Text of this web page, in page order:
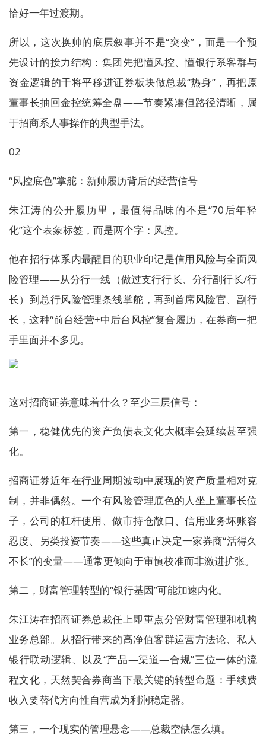
恰好一年过渡期。
所以，这次换帅的底层叙事并不是“突变”，而是一个预
先设计的接力结构：集团先把懂风控、懂银行系客群与
资金逻辑的干将平移进证券板块做总裁“热身”，再把原
董事长抽回金控统筹全盘——节奏紧凑但路径清晰，属
于招商系人事操作的典型手法。
02
“风控底色”掌舵：新帅履历背后的经营信号
朱江涛的公开履历里，最值得品味的不是“70后年轻
化”这个表象标签，而是两个字：风控。
他在招行体系内最醒目的职业印记是信用风险与全面风
险管理——从分行一线（做过支行行长、分行副行长/行
长）到总行风险管理条线掌舵，再到首席风险官、副行
长，这种“前台经营+中后台风控”复合履历，在券商一把
手里面并不多见。
这对招商证券意味着什么？至少三层信号：
第一，稳健优先的资产负债表文化大概率会延续甚至强
化。
招商证券近年在行业周期波动中展现的资产质量相对克
制，并非偶然。一个有风险管理底色的人坐上董事长位
子，公司的杠杆使用、做市持仓敞口、信用业务坏账容
忍度、另类投资节奏——这些真正决定一家券商“活得久
不长”的变量——通常更倾向于审慎校准而非激进扩张。
第二，财富管理转型的“银行基因”可能加速内化。
朱江涛在招商证券总裁任上即重点分管财富管理和机构
业务总部。从招行带来的高净值客群运营方法论、私人
银行联动逻辑、以及“产品—渠道—合规”三位一体的流
程文化，天然契合券商当下最关键的转型命题：手续费
收入要替代方向性自营成为利润稳定器。
第三，一个现实的管理悬念——总裁空缺怎么填。